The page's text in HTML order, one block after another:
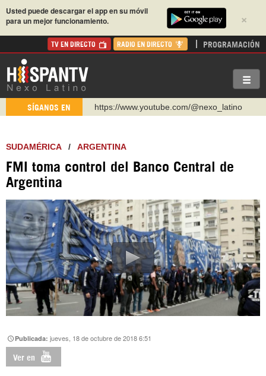
×
Usted puede descargar el app en su móvil
para un mejor funcionamiento.
TV EN DIRECTO RADIO EN DIRECTO PROGRAMACIÓN
SÍGANOS EN
https://www.youtube.com/@nexo_latino
https://t.me/hispantvcanal
https://urmedium.com/c/hispantv
https://www.facebook.com/Nexolatino.Canal
SUDAMÉRICA/ ARGENTINA
FMI toma control del Banco Central de
Argentina
Publicada:jueves, 18 de octubre de 2018 6:51
Ver en